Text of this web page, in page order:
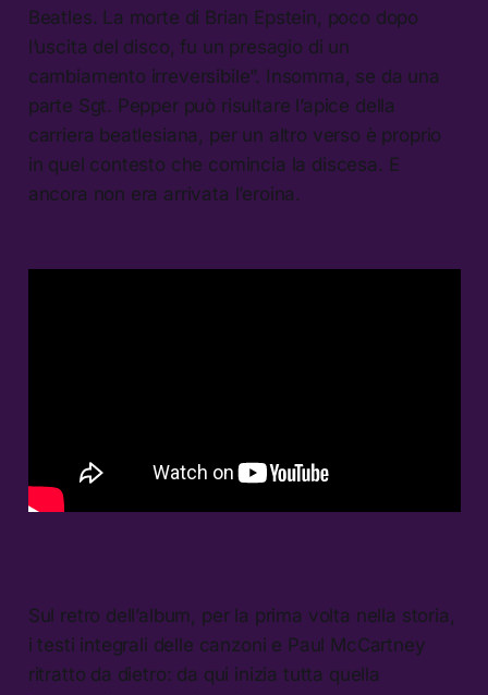
Beatles. La morte di Brian Epstein, poco dopo
l’uscita del disco, fu un presagio di un
cambiamento irreversibile”. Insomma, se da una
parte Sgt. Pepper può risultare l’apice della
carriera beatlesiana, per un altro verso è proprio
in quel contesto che comincia la discesa. E
ancora non era arrivata l’eroina.
Sul retro dell’album, per la prima volta nella storia,
i testi integrali delle canzoni e Paul McCartney
ritratto da dietro: da qui inizia tutta quella